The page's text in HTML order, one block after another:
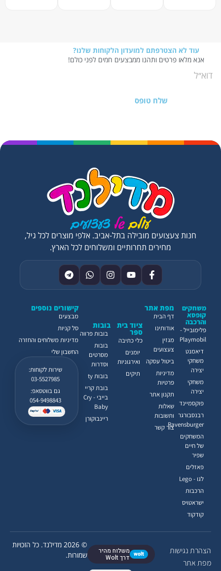
עוד לא הצטרפתם למועדון הלקוחות שלנו?
אנא מלאו פרטים ותהנו ממבצעים חמים לפני כולם!
שלח טופס
הצהרת נגישות
מפת אתר
wolt משלוח מהיר
דרך Wolt
© 2026 מדילנד. כל הזכויות
שמורות.
קישורים נוספים
מבצעים
סל קניות
מדיניות משלוחים והחזרה
החשבון שלי
שירות לקוחות:
03-5527985
גם בווטסאפ:
054-9498843
ציוד בית
ספר
כלי כתיבה
יומנים
ואירגוניות
תיקים
בובות
בובות פרווה
בובות
מסרטים
וסדרות
בובות ty
בובת קריי
בייבי - Cry
Baby
ריינבוקורן
משחקים
קופסא
והרכבה
פלימובייל -
Playmobil
דיאמנט
משחקי
יצירה
משחקי
יצירה
פוקסמיינד
רבנסבורגר
Ravensburger
המשחקים
של חיים
שפיר
פאזלים
לגו - Lego
הרכבות
ישראטויס
קודקוד
מפת אתר
דף הבית
אודותינו
מגזין
צעצועים
ביטול עסקה
מדיניות
פרטיות
תקנון אתר
שאלות
ותשובות
צור קשר
חנות צעצועים מובילה בתל-אביב. אלפי מוצרים לכל גיל,
מחירים תחרותיים ומשלוחים לכל הארץ.